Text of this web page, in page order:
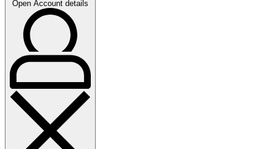
Open Account details